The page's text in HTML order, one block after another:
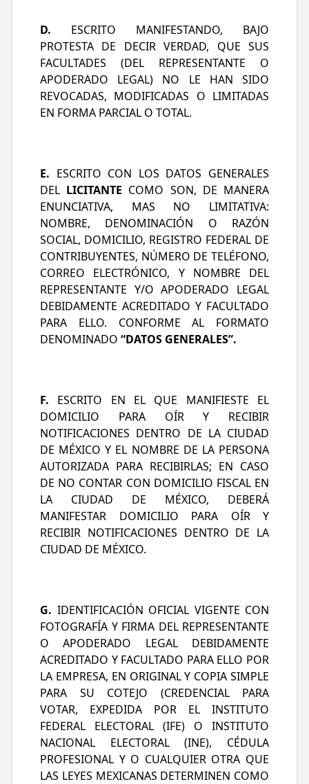
D. ESCRITO MANIFESTANDO, BAJO
PROTESTA DE DECIR VERDAD, QUE SUS
FACULTADES (DEL REPRESENTANTE O
APODERADO LEGAL) NO LE HAN SIDO
REVOCADAS, MODIFICADAS O LIMITADAS
EN FORMA PARCIAL O TOTAL.
E. ESCRITO CON LOS DATOS GENERALES
DEL LICITANTE COMO SON, DE MANERA
ENUNCIATIVA, MAS NO LIMITATIVA:
NOMBRE, DENOMINACIÓN O RAZÓN
SOCIAL, DOMICILIO, REGISTRO FEDERAL DE
CONTRIBUYENTES, NÚMERO DE TELÉFONO,
CORREO ELECTRÓNICO, Y NOMBRE DEL
REPRESENTANTE Y/O APODERADO LEGAL
DEBIDAMENTE ACREDITADO Y FACULTADO
PARA ELLO. CONFORME AL FORMATO
DENOMINADO “DATOS GENERALES”.
F. ESCRITO EN EL QUE MANIFIESTE EL
DOMICILIO PARA OÍR Y RECIBIR
NOTIFICACIONES DENTRO DE LA CIUDAD
DE MÉXICO Y EL NOMBRE DE LA PERSONA
AUTORIZADA PARA RECIBIRLAS; EN CASO
DE NO CONTAR CON DOMICILIO FISCAL EN
LA CIUDAD DE MÉXICO, DEBERÁ
MANIFESTAR DOMICILIO PARA OÍR Y
RECIBIR NOTIFICACIONES DENTRO DE LA
CIUDAD DE MÉXICO.
G. IDENTIFICACIÓN OFICIAL VIGENTE CON
FOTOGRAFÍA Y FIRMA DEL REPRESENTANTE
O APODERADO LEGAL DEBIDAMENTE
ACREDITADO Y FACULTADO PARA ELLO POR
LA EMPRESA, EN ORIGINAL Y COPIA SIMPLE
PARA SU COTEJO (CREDENCIAL PARA
VOTAR, EXPEDIDA POR EL INSTITUTO
FEDERAL ELECTORAL (IFE) O INSTITUTO
NACIONAL ELECTORAL (INE), CÉDULA
PROFESIONAL Y O CUALQUIER OTRA QUE
LAS LEYES MEXICANAS DETERMINEN COMO